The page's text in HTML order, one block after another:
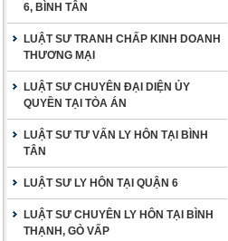
6, BÌNH TÂN
LUẬT SƯ TRANH CHẤP KINH DOANH
THƯƠNG MẠI
LUẬT SƯ CHUYÊN ĐẠI DIỆN ỦY
QUYỀN TẠI TÒA ÁN
LUẬT SƯ TƯ VẤN LY HÔN TẠI BÌNH
TÂN
LUẬT SƯ LY HÔN TẠI QUẬN 6
LUẬT SƯ CHUYÊN LY HÔN TẠI BÌNH
THẠNH, GÒ VẤP